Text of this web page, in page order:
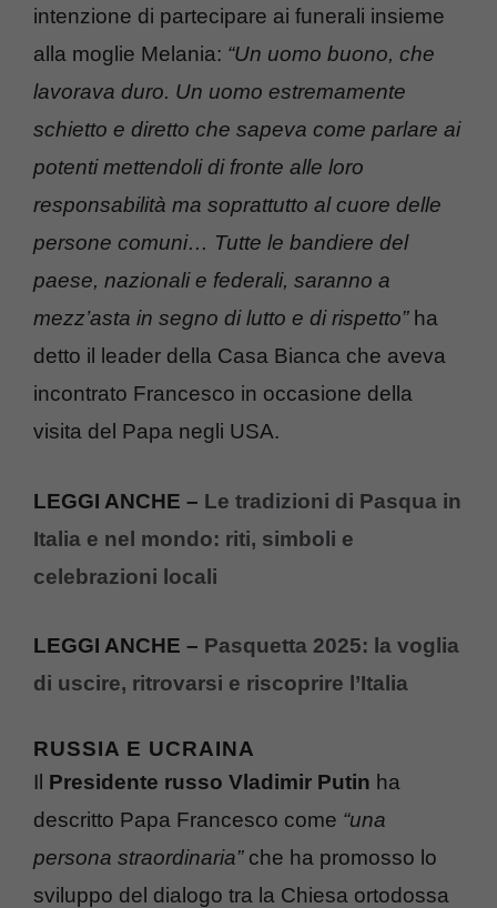
intenzione di partecipare ai funerali insieme
alla moglie Melania: “Un uomo buono, che
lavorava duro. Un uomo estremamente
schietto e diretto che sapeva come parlare ai
potenti mettendoli di fronte alle loro
responsabilità ma soprattutto al cuore delle
persone comuni… Tutte le bandiere del
paese, nazionali e federali, saranno a
mezz’asta in segno di lutto e di rispetto” ha
detto il leader della Casa Bianca che aveva
incontrato Francesco in occasione della
visita del Papa negli USA.
LEGGI ANCHE – Le tradizioni di Pasqua in
Italia e nel mondo: riti, simboli e
celebrazioni locali
LEGGI ANCHE – Pasquetta 2025: la voglia
di uscire, ritrovarsi e riscoprire l’Italia
RUSSIA E UCRAINA
Il Presidente russo Vladimir Putin ha
descritto Papa Francesco come “una
persona straordinaria”che ha promosso lo
sviluppo del dialogo tra la Chiesa ortodossa